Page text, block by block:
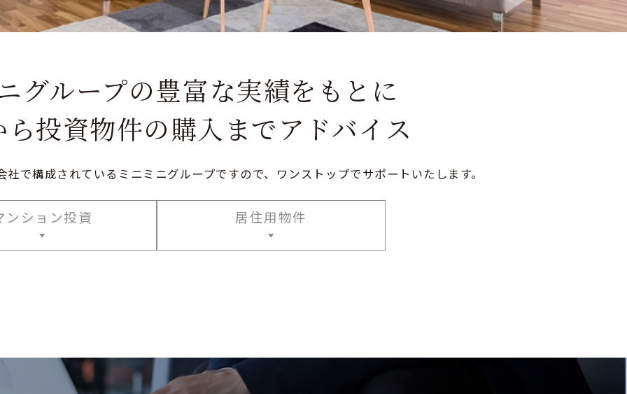
グループの豊富な実績をもとに
投資物件の購入までアドバイス
で構成されているミニミニグループですので、ワンストップでサポートいたします。
ンション投資 居住用物件